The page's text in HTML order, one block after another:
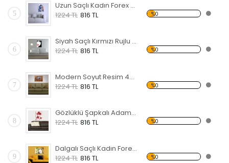
5
Uzun Saçlı Kadın Forex Tablo
1224 TL 816 TL %0
6
Siyah Saçlı Kırmızı Rujlu Kadın Forex Tablo
1224 TL 816 TL %0
7
Modern Soyut Resim 46 Forex Tablo
1224 TL 816 TL %0
8
Gözlüklü Şapkalı Adam Forex Tablo
1224 TL 816 TL %0
9
Dalgalı Saçlı Kadın Forex Tablo
1224 TL 816 TL %0